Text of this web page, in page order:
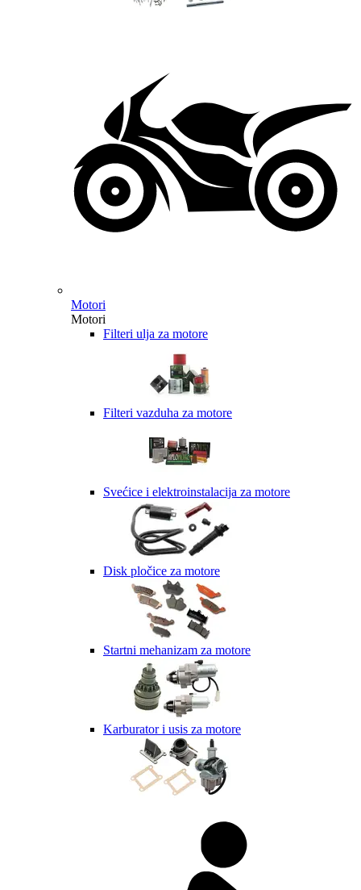
Motori
Motori
Filteri ulja za motore
Filteri vazduha za motore
Svećice i elektroinstalacija za motore
Disk pločice za motore
Startni mehanizam za motore
Karburator i usis za motore